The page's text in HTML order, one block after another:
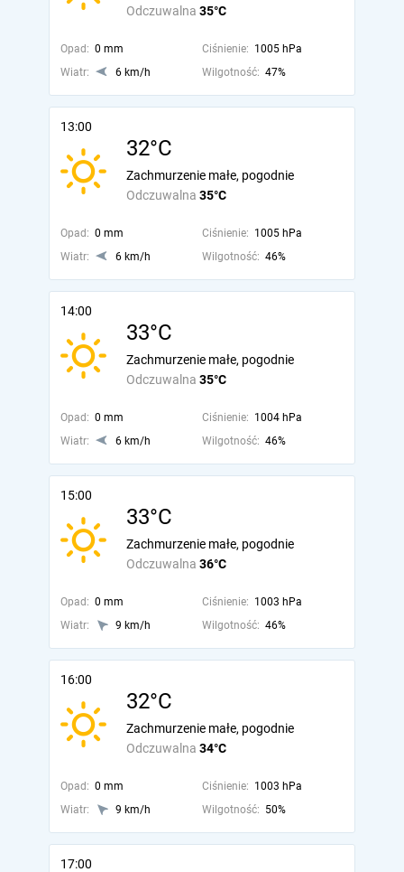
Odczuwalna 35°C
Opad: 0 mm Ciśnienie: 1005 hPa
Wiatr:
6 km/h Wilgotność: 47%
13:00
32°C
Odczuwalna 35°C
Zachmurzenie małe, pogodnie
Opad: 0 mm Ciśnienie: 1005 hPa
Wiatr:
6 km/h Wilgotność: 46%
14:00
33°C
Odczuwalna 35°C
Zachmurzenie małe, pogodnie
Opad: 0 mm Ciśnienie: 1004 hPa
Wiatr:
6 km/h Wilgotność: 46%
15:00
33°C
Odczuwalna 36°C
Zachmurzenie małe, pogodnie
Opad: 0 mm Ciśnienie: 1003 hPa
Wiatr:
9 km/h Wilgotność: 46%
16:00
32°C
Odczuwalna 34°C
Zachmurzenie małe, pogodnie
Opad: 0 mm Ciśnienie: 1003 hPa
Wiatr:
9 km/h Wilgotność: 50%
17:00